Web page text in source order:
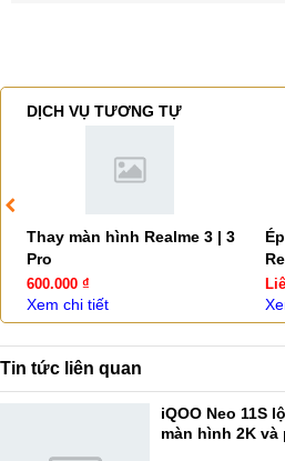
DỊCH VỤ TƯƠNG TỰ
Thay màn hình Realme 3 | 3
Pro
600.000 ₫
Xem chi tiết
Tin tức liên quan
iQOO Neo 11S
màn hình 2K và